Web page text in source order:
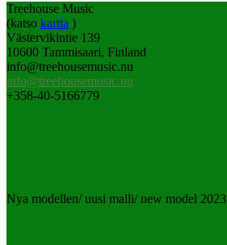
Treehouse Music
(katso kartta )
Västervikintie 139
10600 Tammisaari, Finland
info@treehousemusic.nu
info@treehousemusic.nu
+358-40-5166779
Nya modellen/ uusi malli/ new model 2023